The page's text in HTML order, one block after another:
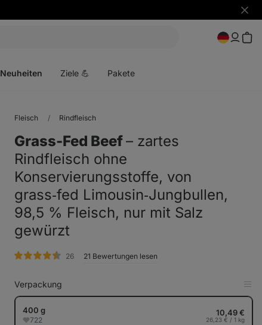
Neuheiten Ziele 💪 Pakete
Fleisch Rindfleisch
Grass-Fed Beef⁠–⁠ zartes
Rindfleisch ohne
Konservierungsstoffe, von
grass‑fed Limousin‑Jungbullen,
98,5 % Fleisch, nur mit Salz
gewürzt
26Bewertungen
21 Bewertungen lesen
Verpackung
in
400 g
722
10,49 €
26,23 € / 1 kg